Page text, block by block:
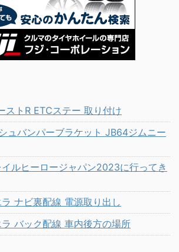
ストR ETCステー 取り付け
ュバンパーブラケット JB64ジムニー
ルヒーロージャパン2023に行ってき
ナビ裏配線 電源取り出し
バック配線 車内後方の場所